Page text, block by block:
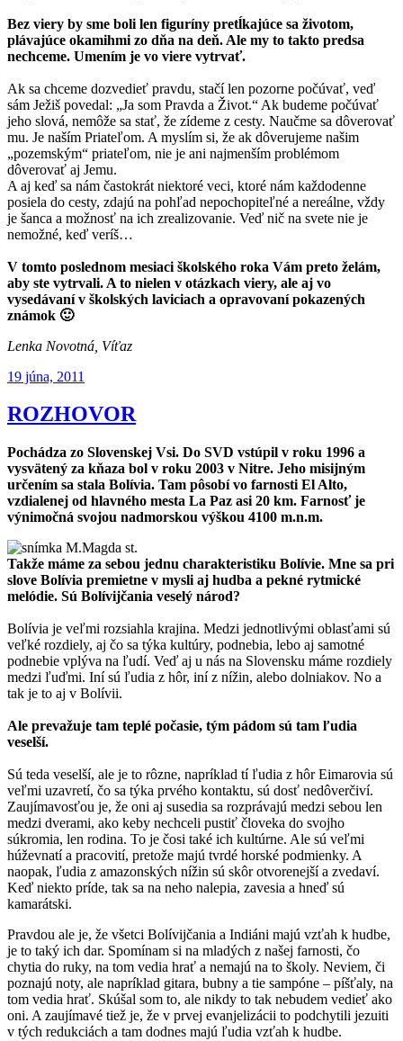
Bez viery by sme boli len figuríny pretĺkajúce sa životom,
plávajúce okamihmi zo dňa na deň. Ale my to takto predsa
nechceme. Umením je vo viere vytrvať.
Ak sa chceme dozvedieť pravdu, stačí len pozorne počúvať, veď
sám Ježiš povedal: „Ja som Pravda a Život.“ Ak budeme počúvať
jeho slová, nemôže sa stať, že zídeme z cesty. Naučme sa dôverovať
mu. Je naším Priateľom. A myslím si, že ak dôverujeme našim
„pozemským“ priateľom, nie je ani najmenším problémom
dôverovať aj Jemu.
A aj keď sa nám častokrát niektoré veci, ktoré nám každodenne
posiela do cesty, zdajú na pohľad nepochopiteľné a nereálne, vždy
je šanca a možnosť na ich zrealizovanie. Veď nič na svete nie je
nemožné, keď veríš…
V tomto poslednom mesiaci školského roka Vám preto želám,
aby ste vytrvali. A to nielen v otázkach viery, ale aj vo
vysedávaní v školských laviciach a opravovaní pokazených
známok 🙂
Lenka Novotná, Víťaz
Publikované
19 júna, 2011
ROZHOVOR
Pochádza zo Slovenskej Vsi. Do SVD vstúpil v roku 1996 a
vysvätený za kňaza bol v roku 2003 v Nitre. Jeho misijným
určením sa stala Bolívia. Tam pôsobí vo farnosti El Alto,
vzdialenej od hlavného mesta La Paz asi 20 km. Farnosť je
výnimočná svojou nadmorskou výškou 4100 m.n.m.
Takže máme za sebou jednu charakteristiku Bolívie. Mne sa pri
slove Bolívia premietne v mysli aj hudba a pekné rytmické
melódie. Sú Bolívijčania veselý národ?
Bolívia je veľmi rozsiahla krajina. Medzi jednotlivými oblasťami sú
veľké rozdiely, aj čo sa týka kultúry, podnebia, lebo aj samotné
podnebie vplýva na ľudí. Veď aj u nás na Slovensku máme rozdiely
medzi ľuďmi. Iní sú ľudia z hôr, iní z nížin, alebo dolniakov. No a
tak je to aj v Bolívii.
Ale prevažuje tam teplé počasie, tým pádom sú tam ľudia
veselší.
Sú teda veselší, ale je to rôzne, napríklad tí ľudia z hôr Eimarovia sú
veľmi uzavretí, čo sa týka prvého kontaktu, sú dosť nedôverčiví.
Zaujímavosťou je, že oni aj susedia sa rozprávajú medzi sebou len
medzi dverami, ako keby nechceli pustiť človeka do svojho
súkromia, len rodina. To je čosi také ich kultúrne. Ale sú veľmi
húževnatí a pracovití, pretože majú tvrdé horské podmienky. A
naopak, ľudia z amazonských nížin sú skôr otvorenejší a zvedaví.
Keď niekto príde, tak sa na neho nalepia, zavesia a hneď sú
kamarátski.
Pravdou ale je, že všetci Bolívijčania a Indiáni majú vzťah k hudbe,
je to taký ich dar. Spomínam si na mladých z našej farnosti, čo
chytia do ruky, na tom vedia hrať a nemajú na to školy. Neviem, či
poznajú noty, ale napríklad gitara, bubny a tie sampóne – píšťaly, na
tom vedia hrať. Skúšal som to, ale nikdy to tak nebudem vedieť ako
oni. A zaujímavé tiež je, že v prvej evanjelizácii to podchytili jezuiti
v tých redukciách a tam dodnes majú ľudia vzťah k hudbe.